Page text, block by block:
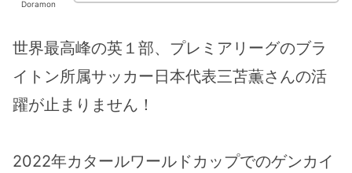
Doramon
世界最高峰の英１部、プレミアリーグのブラ
イトン所属サッカー日本代表三苫薫さんの活
躍が止まりません！
2022年カタールワールドカップでのゲンカイ